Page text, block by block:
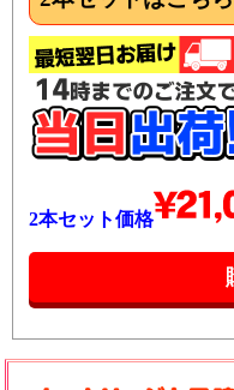
2本セット価格